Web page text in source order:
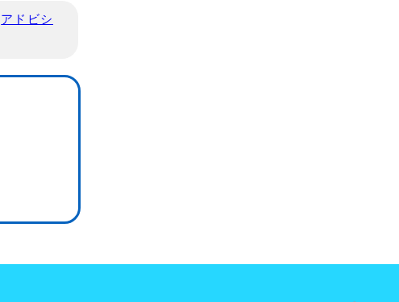
アドビシ